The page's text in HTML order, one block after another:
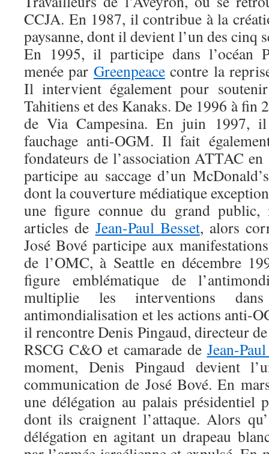
CCJA. En 1987, il contribue à la
paysanne, dont il devient l’un des cinq
En 1995, il participe dans l’océan
menée par Greenpeacecontre la
Il intervient également pour
Tahitiens et des Kanaks. De 1996 à fin
de Via Campesina. En juin 1997,
fauchage anti-OGM. Il fait
fondateurs de l’association ATTAC
participe au saccage d’un
dont la couverture médiatique
une figure connue du grand public,
articles de Jean-Paul Besset, alors
José Bové participe aux
de l’OMC, à Seattle en décembre
figure emblématique de
multiplie les interventions
antimondialisation et les actions anti-
il rencontre Denis Pingaud, directeur
RSCG C&O et camarade de Jean-
moment, Denis Pingaud devient
communication de José Bové. En
une délégation au palais présidentiel
dont ils craignent l’attaque. Alors
délégation en agitant un drapeau